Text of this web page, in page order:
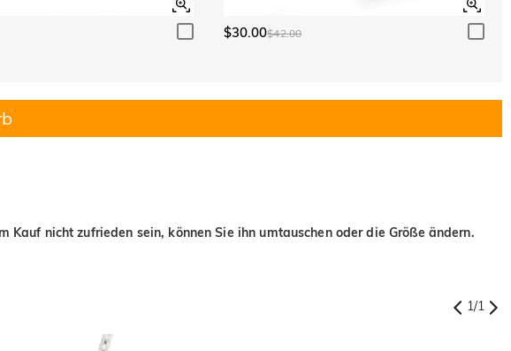
$30.00$42.00
nicht zufrieden sein, können Sie ihn umtauschen oder die Größe ändern.
1/1